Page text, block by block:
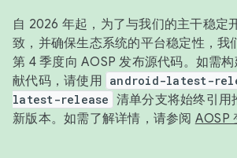
自 2026 年起，为了与我们的主干稳定
致，并确保生态系统的平台稳定性，我
第 4 季度向 AOSP 发布源代码。如需
献代码，请使用 android-latest-
latest-release 清单分支将始终引用
新版本。如需了解详情，请参阅 AOSP